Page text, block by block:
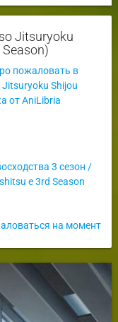
Jitsuryoku
пожаловать в
Jitsuryoku Shijou
от AniLibria
3 сезон /
e 3rd Season
на момент